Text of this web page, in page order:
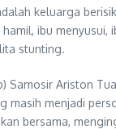
keluarga
ibu menyusui,
stunting.
Samosir Ariston
masih menjadi
bersama,